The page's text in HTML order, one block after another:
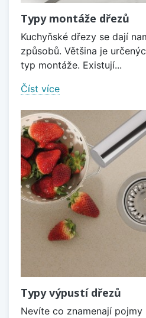
Typy montáže dřezů
Kuchyňské dřezy se dají
způsobů. Většina je
typ montáže. Existují...
Číst více
Typy výpustí dřezů
Nevíte co znamenají pojmy